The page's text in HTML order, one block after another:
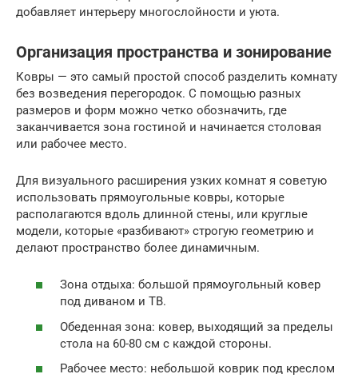
добавляет интерьеру многослойности и уюта.
Организация пространства и зонирование
Ковры — это самый простой способ разделить комнату
без возведения перегородок. С помощью разных
размеров и форм можно четко обозначить, где
заканчивается зона гостиной и начинается столовая
или рабочее место.
Для визуального расширения узких комнат я советую
использовать прямоугольные ковры, которые
располагаются вдоль длинной стены, или круглые
модели, которые «разбивают» строгую геометрию и
делают пространство более динамичным.
Зона отдыха: большой прямоугольный ковер
под диваном и ТВ.
Обеденная зона: ковер, выходящий за пределы
стола на 60-80 см с каждой стороны.
Рабочее место: небольшой коврик под креслом